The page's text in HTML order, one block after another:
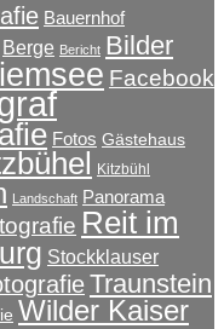
Bauernhof
Berge Bericht Bilder
Facebook
Fotos Gästehaus
Kitzbühl
Landschaft Panorama
Reit im
Stockklauser
Traunstein
Wilder Kaiser